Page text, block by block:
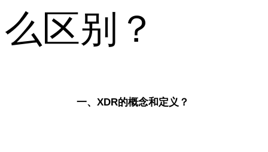
么区别？
一、XDR的概念和定义？